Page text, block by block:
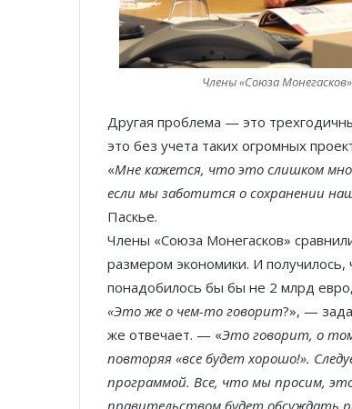
Члены «Союза
Другая проблема — это
это без учета таких огромных
«Мне кажется, что это слишком
если мы заботится о сохранении
Паскье.
Члены «Союза Монегасков»
размером экономики. И
понадобилось бы бы не 2 млрд
«Это же о чем-то говорит?», —
же отвечает. — «Это говорит, о
повторяя «все будет хорошо!».
программой. Все, что мы просим,
правительством будет обсуждать